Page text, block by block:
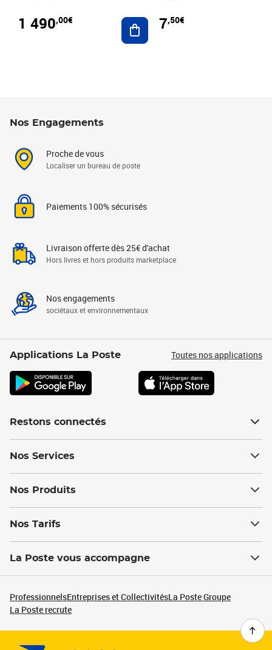
1 490,00€ Ajouter au panier
7,50€
Nos Engagements
Proche de vous
Localiser un bureau de poste
Paiements 100% sécurisés
Livraison offerte dès 25€ d'achat
Hors livres et hors produits marketplace
Nos engagements
sociétaux et environnementaux
Applications La Poste Toutes nos applications
Restons connectés
Nos Services
Nos Produits
Nos Tarifs
La Poste vous accompagne
ProfessionnelsEntreprises et CollectivitésLa Poste Groupe
La Poste recrute